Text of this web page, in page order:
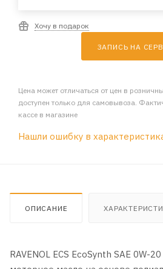
Хочу в подарок
ЗАПИСЬ НА
Цена может отличаться от цен в
доступен только для самовывоза.
кассе в магазине
Нашли ошибку в
ОПИСАНИЕ
RAVENOL ECS EcoSynth SAE 0W-